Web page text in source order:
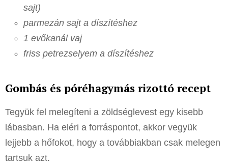
sajt)
parmezán sajt a díszítéshez
1 evőkanál vaj
friss petrezselyem a díszítéshez
Gombás és póréhagymás rizottó recept
Tegyük fel melegíteni a zöldséglevest egy kisebb
lábasban. Ha eléri a forráspontot, akkor vegyük
lejjebb a hőfokot, hogy a továbbiakban csak melegen
tartsuk azt.